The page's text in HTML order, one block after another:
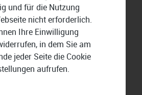
rund um
und Buchführung
und für die Nutzung
nicht erforderlich.
Ihre Einwilligung
in dem Sie am
jeder Seite die Cookie
aufrufen.